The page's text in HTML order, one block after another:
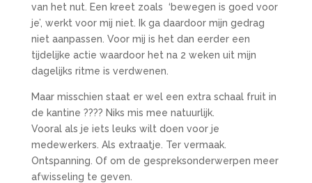
van het nut. Een kreet zoals ‘bewegen is goed voor
je’, werkt voor mij niet. Ik ga daardoor mijn gedrag
niet aanpassen. Voor mij is het dan eerder een
tijdelijke actie waardoor het na 2 weken uit mijn
dagelijks ritme is verdwenen.
Maar misschien staat er wel een extra schaal fruit in
de kantine ???? Niks mis mee natuurlijk.
Vooral als je iets leuks wilt doen voor je
medewerkers. Als extraatje. Ter vermaak.
Ontspanning. Of om de gespreksonderwerpen meer
afwisseling te geven.